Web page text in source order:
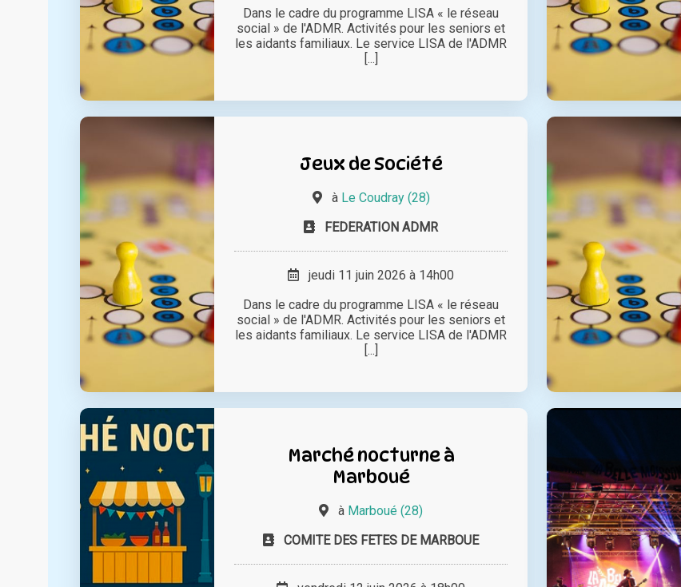
Dans le cadre du programme LISA « le réseau
social » de l'ADMR. Activités pour les seniors et
les aidants familiaux. Le service LISA de l'ADMR
[...]
Jeux de Société
à Le Coudray (28)
FEDERATION ADMR
jeudi 11 juin 2026 à 14h00
Dans le cadre du programme LISA « le réseau
social » de l'ADMR. Activités pour les seniors et
les aidants familiaux. Le service LISA de l'ADMR
[...]
Marché nocturne à
Marboué
à Marboué (28)
COMITE DES FETES DE MARBOUE